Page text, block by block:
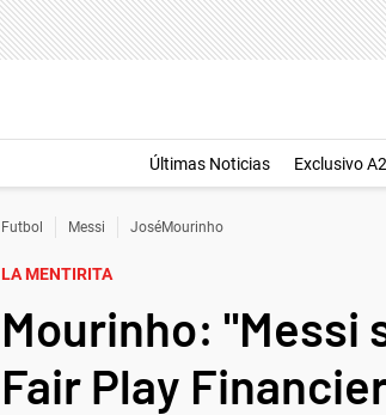
Últimas Noticias Exclusivo
Futbol Messi JoséMourinho
LA MENTIRITA
Mourinho: "Messi
Fair Play